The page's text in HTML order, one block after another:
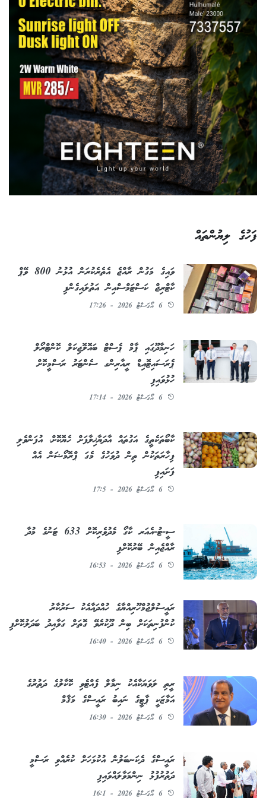
ފަހުގެ ލިޔުންތައް
ވައިގެ މަގުން ރާއްޖެ އެތެރެކުރަން އުޅުނު 800 ވޭޕް
ކާޓްރިޖް ކަސްޓަމްސްއިން އަތުލައިގެންފި
6 އޯގަސްޓު 2026 - 17:26
ހަނިމާދޫގައި ޕާމް ޕެސްޓް ބައޮލޮޖިކަލް ކޮންޓްރޯލް
ޕެރަސައިޓޮއިޑް ރީއާރިންގ ސެންޓަރު ރަސްމީކޮށް
ހުޅުވައިފި
6 އޯގަސްޓު 2026 - 17:14
ކާބޯތަކެތީގެ އަގުތައް އާދަޔާޚިލާފަށް ހެޔޮކޮށް، އުފަންވެލި
ފިހާރަތަކުން ތިން ދުވަހުގެ މެގަ ޕްރޮމޯޝަން އެއް
ފަށައިފި
6 އޯގަސްޓު 2026 - 17:5
ސީ-ޓު-އެއަރ ކާގޯ މެދުވެރިކޮށް 633 ޓަނުގެ މުދާ
ރާއްޖެއިން ބޭރުކޮށްފި
6 އޯގަސްޓު 2026 - 16:53
ރައީސުލްޖުމްހޫރިއްޔާގެ ހުއްދައާއެކު ސަރުކާރު
ކުންފުނިތަކަށް ބިން ދޫކުރެވޭ ގޮތަށް ގަވާއިދު ބަދަލުކޮށްފި
6 އޯގަސްޓު 2026 - 16:40
ރީތި ލަވަޔަކާއެކު ނިމާލް ފެއްޓެވި ކޮކާލުގެ ދަތުރުގެ
އަމާޒަކީ ޕާޓީގެ ނައިބު ރައީސްގެ މަޤާމް
6 އޯގަސްޓު 2026 - 16:30
ރައީސްގެ ދެކަނބަލުން އުކުޅަހަށް ކުރެއްވި ރަސްމީ
ދަތުރުފުޅު ނިންމަވާލައްވައިފި
6 އޯގަސްޓު 2026 - 16:1